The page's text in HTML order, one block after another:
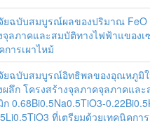
ยฉบับสมบูรณ์ผลของปริมาณ FeO
จุลภาคและสมบัติทางไฟฟ้าแของเ
การเผาไหม้
ยฉบับสมบูรณ์อิทธิพลของอุณหภูมิใ
ผลึก โครงสร้างจุลภาคจุลภาคแล
0.68Bi0.5Na0.5TiO3-
ที่เตรียมด้วยเทคนิคกา